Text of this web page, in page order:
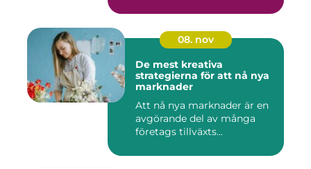
08. nov
De mest kreativa
strategierna för att nå nya
marknader
Att nå nya marknader är en
avgörande del av många
företags tillväxts...